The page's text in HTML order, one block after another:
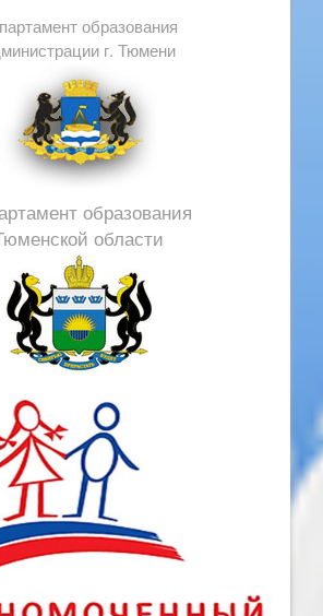
образования
г. Тюмени
образования
области